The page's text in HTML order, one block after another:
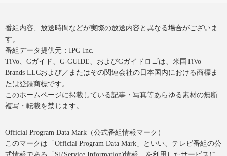
番組内容、放送時間などが実際の放送内容と異なる場合がございま
す。
番組データ提供元：IPG Inc.
TiVo、Gガイド、G-GUIDE、およびGガイドロゴは、米国TiVo
Brands LLCおよび／またはその関連会社の日本国内における商標ま
たは登録商標です。
このホームページに掲載している記事・写真等あらゆる素材の無断
複写・転載を禁じます。
Official Program Data Mark（公式番組情報マーク）
このマークは「Official Program Data Mark」といい、テレビ番組の公